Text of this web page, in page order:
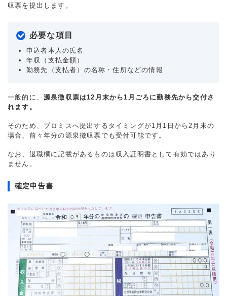
収票を提出します。
必要な項目
申込者本人の氏名
年収（支払金額）
勤務先（支払者）の名称・住所などの情報
一般的に、 源泉徴収票は12月末から1月ごろに勤務先から交付さ
れます。
そのため、プロミスへ提出するタイミングが1月1日から2月末の
場合、前々年分の源泉徴収票でも受付可能です。
なお、退職欄に記載があるものは収入証明書として有効ではあり
ません。
確定申告書